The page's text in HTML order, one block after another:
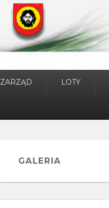
ZARZĄD LOTY
GALERIA